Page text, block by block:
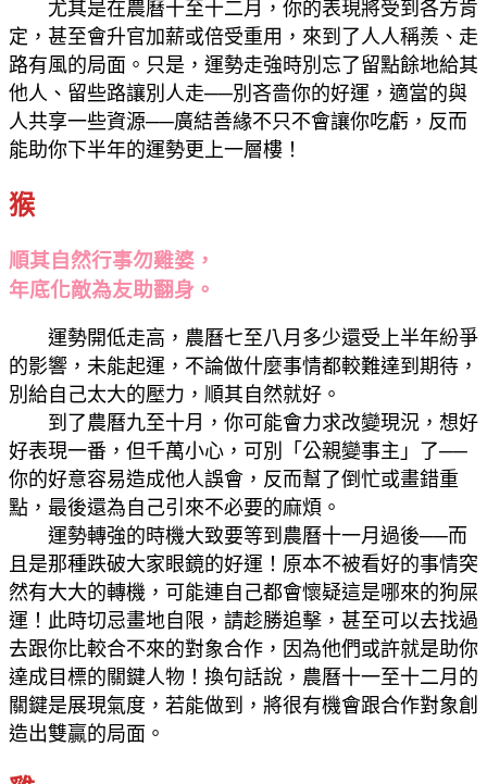
尤其是在農曆十至十二月，你的表現將受到各方肯
定，甚至會升官加薪或倍受重用，來到了人人稱羨、走
路有風的局面。只是，運勢走強時別忘了留點餘地給其
他人、留些路讓別人走──別吝嗇你的好運，適當的與
人共享一些資源──廣結善緣不只不會讓你吃虧，反而
能助你下半年的運勢更上一層樓！
猴
順其自然行事勿雞婆，
年底化敵為友助翻身。
運勢開低走高，農曆七至八月多少還受上半年紛爭
的影響，未能起運，不論做什麼事情都較難達到期待，
別給自己太大的壓力，順其自然就好。
到了農曆九至十月，你可能會力求改變現況，想好
好表現一番，但千萬小心，可別「公親變事主」了──
你的好意容易造成他人誤會，反而幫了倒忙或畫錯重
點，最後還為自己引來不必要的麻煩。
運勢轉強的時機大致要等到農曆十一月過後──而
且是那種跌破大家眼鏡的好運！原本不被看好的事情突
然有大大的轉機，可能連自己都會懷疑這是哪來的狗屎
運！此時切忌畫地自限，請趁勝追擊，甚至可以去找過
去跟你比較合不來的對象合作，因為他們或許就是助你
達成目標的關鍵人物！換句話說，農曆十一至十二月的
關鍵是展現氣度，若能做到，將很有機會跟合作對象創
造出雙贏的局面。